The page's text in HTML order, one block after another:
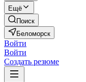
Ещё
Поиск
Беломорск
Войти
Войти
Создать резюме